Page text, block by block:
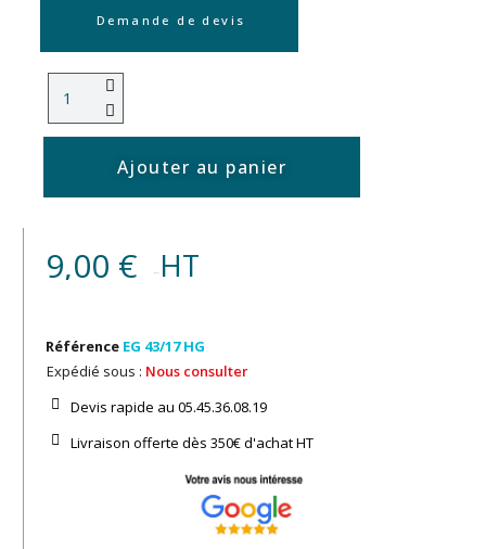
Demande de devis
Ajouter au panier
9,00 € HT
Référence EG 43/17 HG
Expédié sous : Nous consulter
Devis rapide au 05.45.36.08.19​
Livraison offerte dès 350€ d'achat​ HT